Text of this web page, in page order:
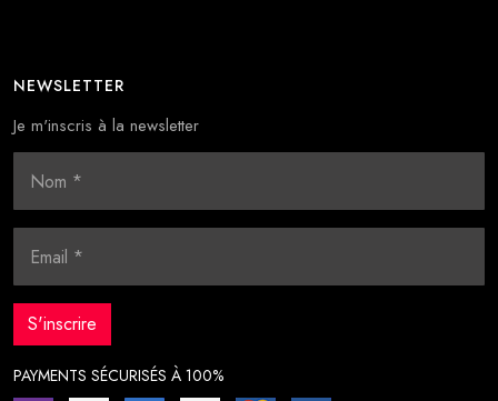
NEWSLETTER
Je m'inscris à la newsletter
PAYMENTS SÉCURISÉS À 100%